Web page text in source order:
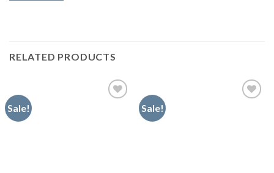
RELATED PRODUCTS
Sale! Sale!